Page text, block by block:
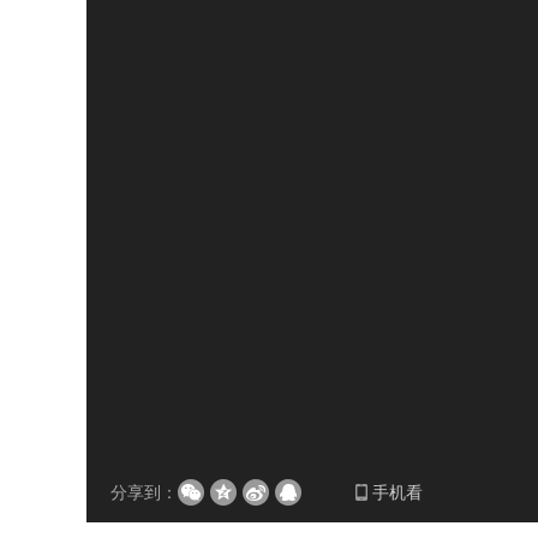
分享到： 手机看